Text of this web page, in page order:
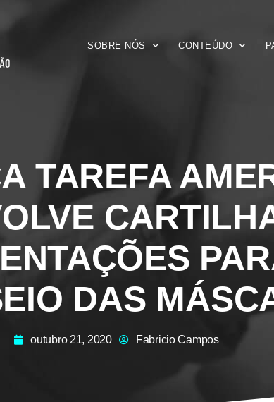
SOBRE NÓS CONTEÚDO
TAREFA
DAS
outubro 21, 2020 Fabricio Campos